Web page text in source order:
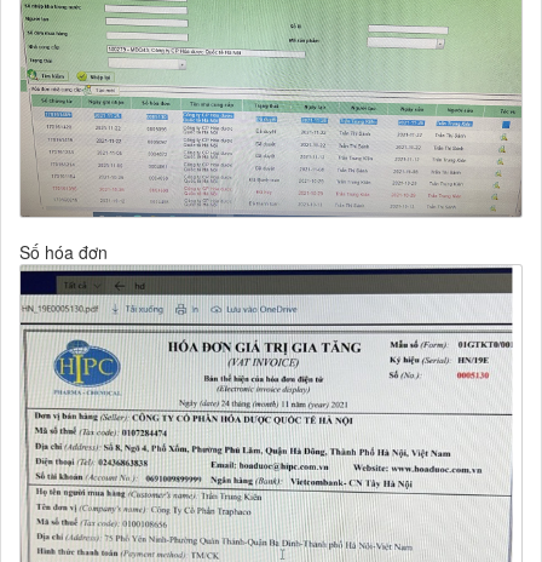
Số hóa đơn